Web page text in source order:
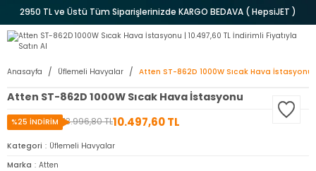
2950 TL ve Üstü Tüm Siparişlerinizde KARGO BEDAVA ( HepsiJET )
Anasayfa Üflemeli Havyalar Atten ST-862D 1000W Sıcak Hava İstasyonu
Atten ST-862D 1000W Sıcak Hava İstasyonu
13.996,80 TL10.497,60 TL
%25 İNDİRİM
Kategori
Üflemeli Havyalar
Marka
Atten